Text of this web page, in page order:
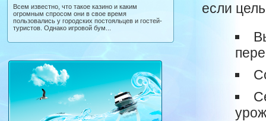
Всем известно, что такое казино и каким
огромным спросом они в свое время
пользовались у городских постояльцев и гостей-
туристов. Однако игровой бум...
если